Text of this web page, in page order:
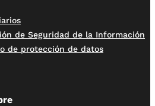
de Seguridad de la Información
de protección de datos